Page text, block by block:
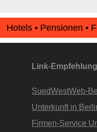
Hotels • Pensionen •
Apartments •
Link-
SuedWestWeb-
Unterkunft in
Firmen-Service